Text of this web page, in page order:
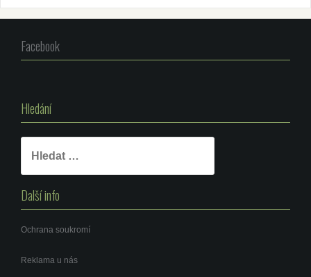
Facebook
Hledání
Další info
Ochrana soukromí
Reklama u nás